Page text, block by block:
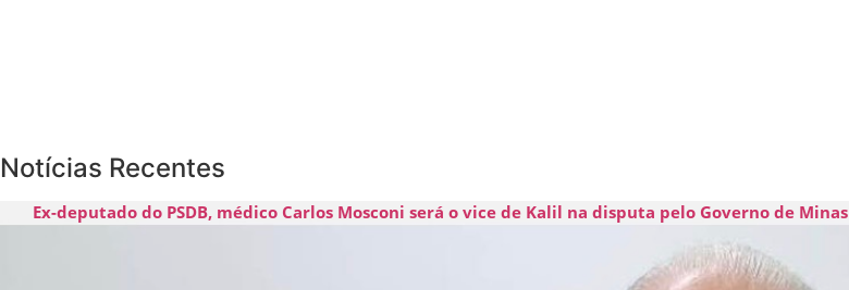
Notícias Recentes
Ex-deputado do PSDB, médico Carlos Mosconi será o vice de Kalil na disputa pelo Governo de Minas